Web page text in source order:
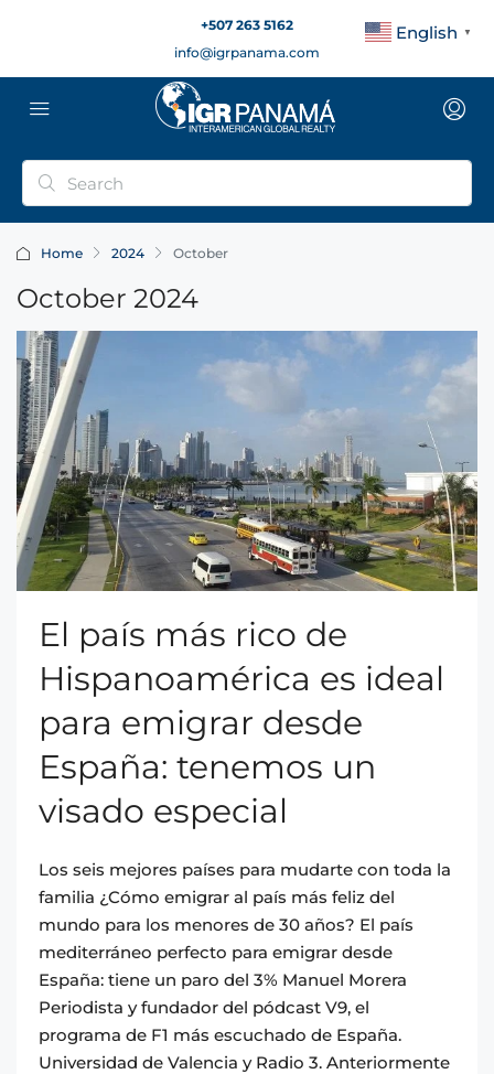
+507 263 5162
info@igrpanama.com
Home 2024 October
October 2024
El país más rico de
Hispanoamérica es ideal
para emigrar desde
España: tenemos un
visado especial
Los seis mejores países para mudarte con toda la
familia ¿Cómo emigrar al país más feliz del
mundo para los menores de 30 años? El país
mediterráneo perfecto para emigrar desde
España: tiene un paro del 3% Manuel Morera
Periodista y fundador del pódcast V9, el
programa de F1 más escuchado de España.
Universidad de Valencia y Radio 3. Anteriormente
English ▼